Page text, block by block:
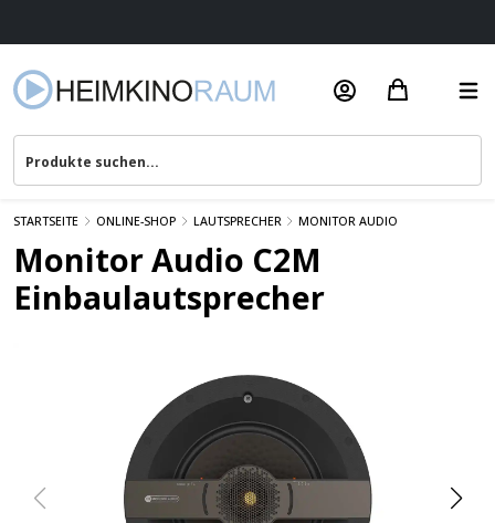
STARTSEITE ONLINE-SHOP LAUTSPRECHER MONITOR AUDIO
Monitor Audio C2M
Einbaulautsprecher